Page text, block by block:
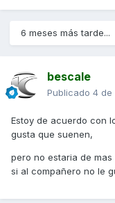
6 meses más tarde...
bescale
Publicado 4 de
Estoy de acuerdo con
gusta que suenen,
pero no estaria de
si al compañero no le